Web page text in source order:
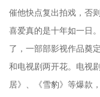
催他快点复出拍戏，否
喜爱真的是十年如一日
了，一部部影视作品奠
和电视剧两开花。电视
居》、《雪豹》等爆款